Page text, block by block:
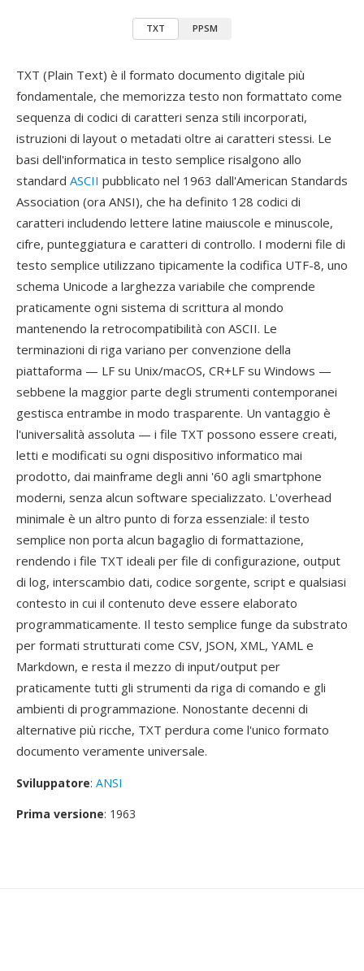
TXT PPSM
TXT (Plain Text) è il formato documento digitale più
fondamentale, che memorizza testo non formattato come
sequenza di codici di caratteri senza stili incorporati,
istruzioni di layout o metadati oltre ai caratteri stessi. Le
basi dell'informatica in testo semplice risalgono allo
standard ASCII pubblicato nel 1963 dall'American Standards
Association (ora ANSI), che ha definito 128 codici di
caratteri includendo lettere latine maiuscole e minuscole,
cifre, punteggiatura e caratteri di controllo. I moderni file di
testo semplice utilizzano tipicamente la codifica UTF-8, uno
schema Unicode a larghezza variabile che comprende
praticamente ogni sistema di scrittura al mondo
mantenendo la retrocompatibilità con ASCII. Le
terminazioni di riga variano per convenzione della
piattaforma — LF su Unix/macOS, CR+LF su Windows —
sebbene la maggior parte degli strumenti contemporanei
gestisca entrambe in modo trasparente. Un vantaggio è
l'universalità assoluta — i file TXT possono essere creati,
letti e modificati su ogni dispositivo informatico mai
prodotto, dai mainframe degli anni '60 agli smartphone
moderni, senza alcun software specializzato. L'overhead
minimale è un altro punto di forza essenziale: il testo
semplice non porta alcun bagaglio di formattazione,
rendendo i file TXT ideali per file di configurazione, output
di log, interscambio dati, codice sorgente, script e qualsiasi
contesto in cui il contenuto deve essere elaborato
programmaticamente. Il testo semplice funge da substrato
per formati strutturati come CSV, JSON, XML, YAML e
Markdown, e resta il mezzo di input/output per
praticamente tutti gli strumenti da riga di comando e gli
ambienti di programmazione. Nonostante decenni di
alternative più ricche, TXT perdura come l'unico formato
documento veramente universale.
Sviluppatore: ANSI
Prima versione: 1963